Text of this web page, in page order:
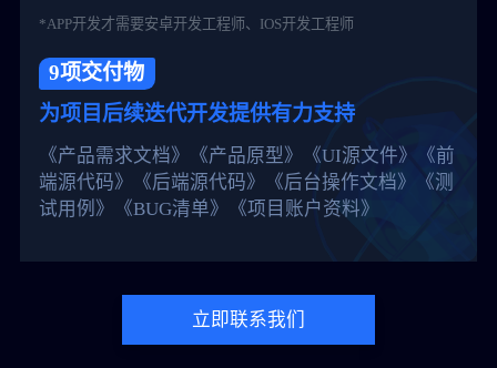
*APP开发才需要安卓开发工程师、IOS开发工程师
9项交付物
为项目后续迭代开发提供有力支持
《产品需求文档》《产品原型》《UI源文件》《前
端源代码》《后端源代码》《后台操作文档》《测
试用例》《BUG清单》《项目账户资料》
立即联系我们